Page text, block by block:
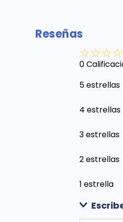
Reseñas
☆☆☆☆
0
5 estrellas
4 estrellas
3 estrellas
2 estrellas
1 estrella